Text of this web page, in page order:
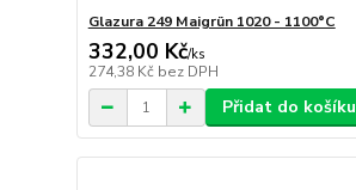
Glazura 249 Maigrün 1020 - 1100°C
332,00 Kč/ks
274,38 Kč bez DPH
Přidat do košíku